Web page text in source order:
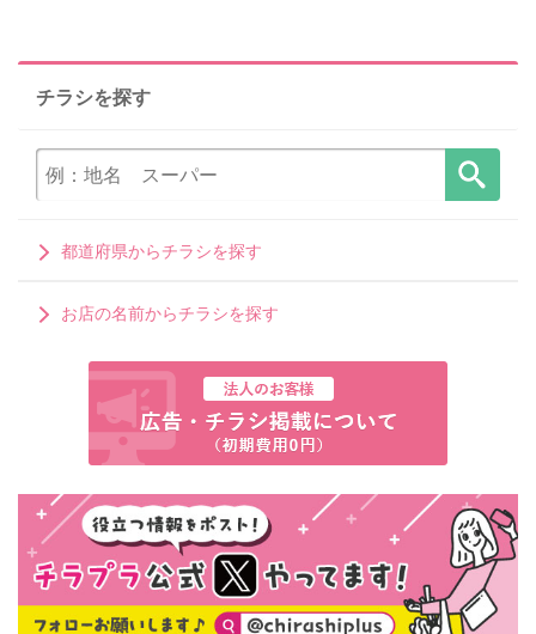
チラシを探す
都道府県からチラシを探す
お店の名前からチラシを探す